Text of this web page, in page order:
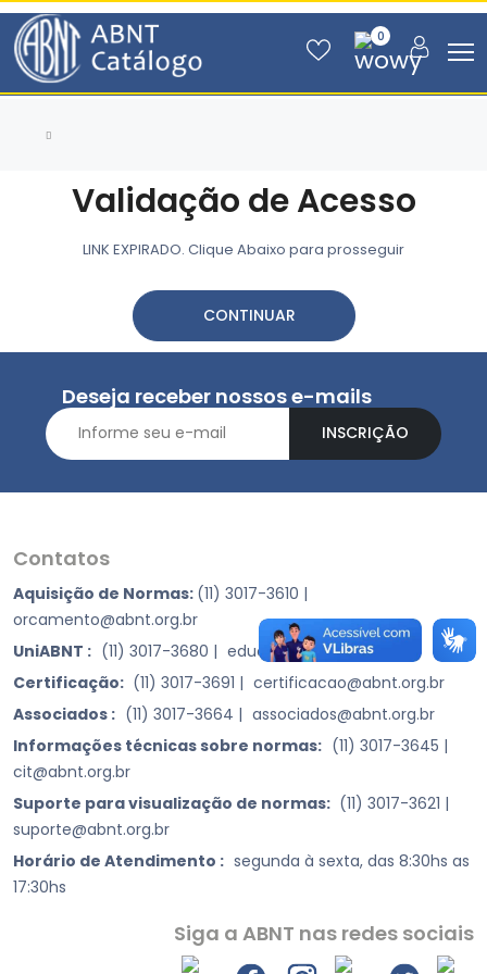
0
Validação de Acesso
LINK EXPIRADO. Clique Abaixo para prosseguir
CONTINUAR
Deseja receber nossos e-mails
INSCRIÇÃO
Contatos
Aquisição de Normas: (11) 3017-3610 |
orcamento@abnt.org.br
UniABNT : (11) 3017-3680 | educacao@abnt.org.br
Certificação: (11) 3017-3691 | certificacao@abnt.org.br
Associados : (11) 3017-3664 | associados@abnt.org.br
Informações técnicas sobre normas: (11) 3017-3645 |
cit@abnt.org.br
Suporte para visualização de normas: (11) 3017-3621 |
suporte@abnt.org.br
Horário de Atendimento : segunda à sexta, das 8:30hs as
17:30hs
Siga a ABNT nas redes sociais